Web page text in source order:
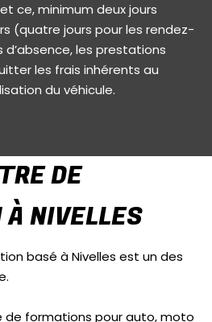
ce, minimum deux jours
(quatre jours pour les rendez-
d’absence, les prestations
les frais inhérents au
du véhicule.
DE
NIVELLES
basé à Nivelles est un des
de formations pour auto, moto